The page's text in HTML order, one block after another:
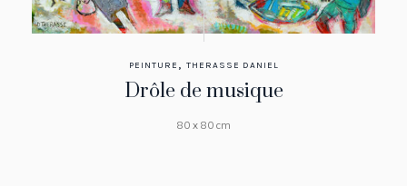
PEINTURE , THERASSE DANIEL
Drôle de musique
80 x 80 cm